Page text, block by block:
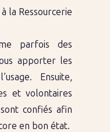
la Ressourcerie
parfois des
apporter les
Ensuite,
et volontaires
confiés afin
en bon état.